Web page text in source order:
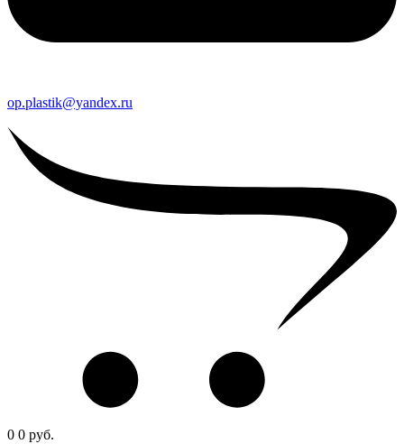
op.plastik@yandex.ru
0 0 руб.